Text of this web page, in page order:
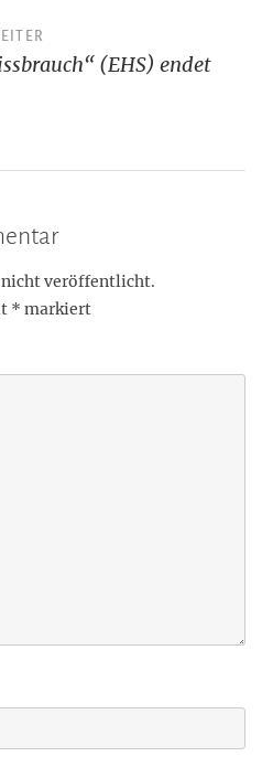
(EHS) endet
veröffentlicht.
* markiert